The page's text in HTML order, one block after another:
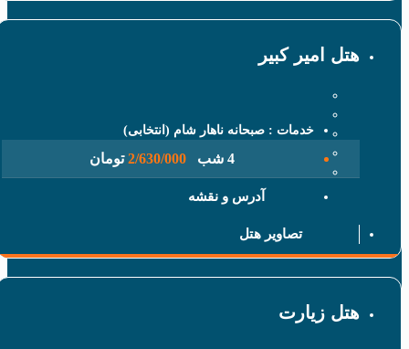
امیر کبیر
خدمات : صبحانه ناهار شام (انتخابی)
2/630/000 تومان
آدرس و نقشه
تصاویر هتل
زیارت